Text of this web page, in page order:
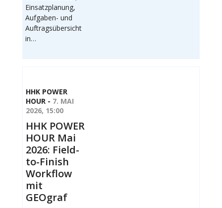
Einsatzplanung,
Aufgaben- und
Auftragsübersicht
in…
HHK POWER
HOUR - 7. MAI
2026, 15:00
HHK POWER
HOUR Mai
2026: Field-
to-Finish
Workflow
mit
GEOgraf